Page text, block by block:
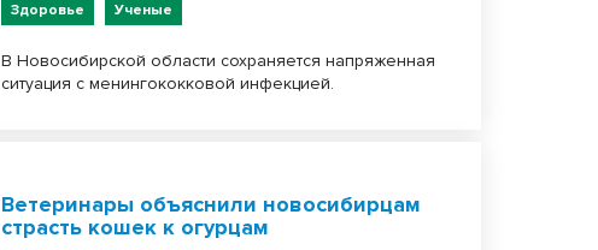
Здоровье Ученые
В Новосибирской области сохраняется напряженная
ситуация с менингококковой инфекцией.
Ветеринары объяснили новосибирцам
страсть кошек к огурцам